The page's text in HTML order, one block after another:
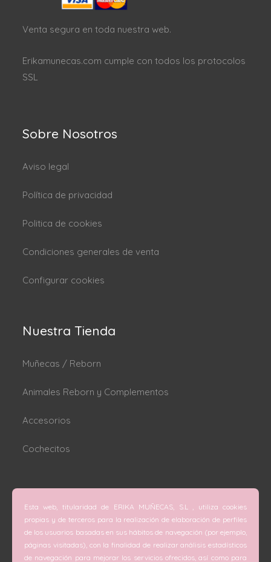
Venta segura en toda nuestra web.
Erikamunecas.com cumple con todos los protocolos
SSL
Sobre Nosotros
Aviso legal
Política de privacidad
Politica de cookies
Condiciones generales de venta
Configurar cookies
Nuestra Tienda
Muñecas / Reborn
Animales Reborn y Complementos
Accesorios
Cochecitos
C/ San Vicente Mártir nº 74 (Valencia).
C/ Doctor Melis nº 6 (Grao de Gandía).
Esta web, titularidad de ERIKA MUÑECAS, S.L , utiliza cookies
propias y de terceros para la realización de elaboración de perfiles
de los usuarios basadas en sus hábitos de navegación (por ejemplo,
páginas visitadas), con la finalidad de realizar análisis estadísticos
de navegación para mejorar los servicios ofrecidos, así como para